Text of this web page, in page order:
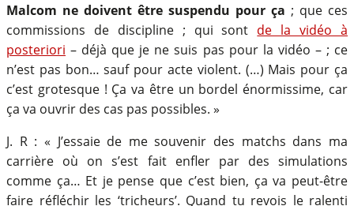
Malcom ne doivent être suspendu pour ça ; que ces
commissions de discipline ; qui sont de la vidéo à
posteriori – déjà que je ne suis pas pour la vidéo – ; ce
n’est pas bon… sauf pour acte violent. (…) Mais pour ça
c’est grotesque ! Ça va être un bordel énormissime, car
ça va ouvrir des cas pas possibles. »
J. R : « J’essaie de me souvenir des matchs dans ma
carrière où on s’est fait enfler par des simulations
comme ça… Et je pense que c’est bien, ça va peut-être
faire réfléchir les ‘tricheurs’. Quand tu revois le ralenti